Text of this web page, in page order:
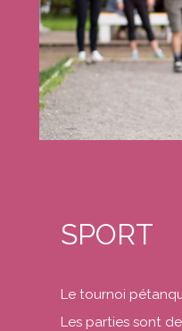
SPORT
Le tournoi
Les parties sont